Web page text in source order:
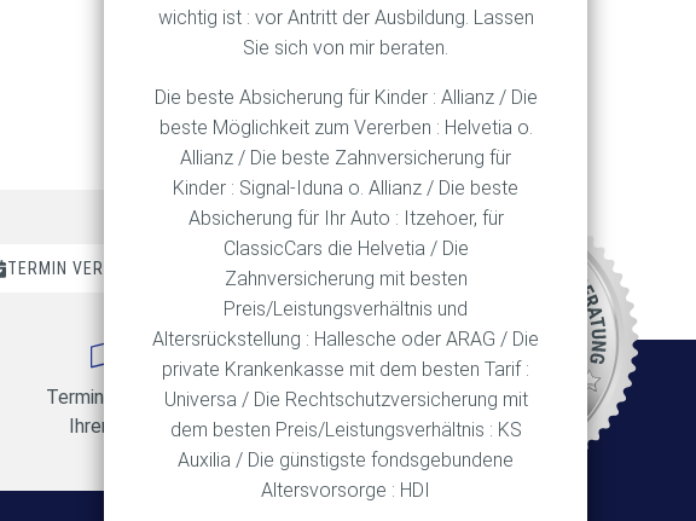
wichtig ist : vor Antritt der Ausbildung. Lassen
Sie sich von mir beraten.
Die beste Absicherung für Kinder : Allianz / Die
beste Möglichkeit zum Vererben : Helvetia o.
Allianz / Die beste Zahnversicherung für
Kinder : Signal-Iduna o. Allianz / Die beste
Absicherung für Ihr Auto : Itzehoer, für
ClassicCars die Helvetia / Die
Zahnversicherung mit besten
Preis/Leistungsverhältnis und
Altersrückstellung : Hallesche oder ARAG / Die
private Krankenkasse mit dem besten Tarif :
Universa / Die Rechtschutzversicherung mit
dem besten Preis/Leistungsverhältnis : KS
Auxilia / Die günstigste fondsgebundene
Altersvorsorge : HDI
TERMIN VEREINBAREN
Termine am Ort
Ihrer Wahl